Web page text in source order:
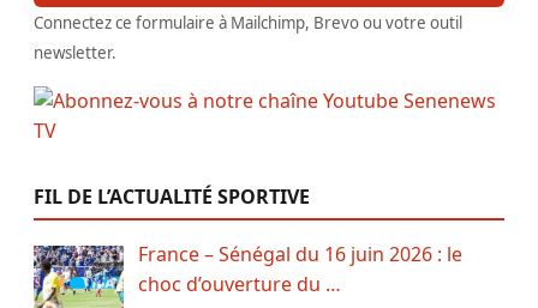
Connectez ce formulaire à Mailchimp, Brevo ou votre outil
newsletter.
FIL DE L’ACTUALITÉ SPORTIVE
France – Sénégal du 16 juin 2026 : le
choc d’ouverture du …